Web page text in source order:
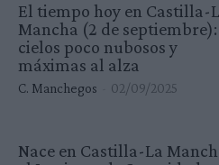
El tiempo hoy en Castilla-
Mancha (2 de septiembre):
cielos poco nubosos y
máximas al alza
C. Manchegos 02/09/2025
Nace en Castilla-La